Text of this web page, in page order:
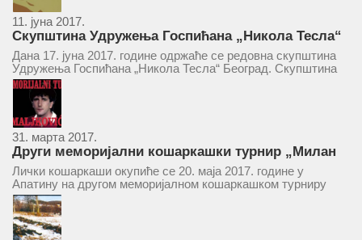
11. јуна 2017.
Скупштина Удружења Госпићана „Никола Тесла“
у суботу 17. јуна 2017.
Дана 17. јуна 2017. године одржаће се редовна скупштина
Удружења Госпићана „Никола Тесла“ Београд. Скупштина
ће се одржати у простору ресторана „Тесла“, Савски трг бр.
9 Београд, у 11 часова. За Скупштину је предложен...
31. марта 2017.
Други меморијални кошаркашки турнир „Милан
Маљковић Маљак“ у Апатину 20. маја 2017.
Лички кошаркаши окупиће се 20. маја 2017. године у
Апатину на другом меморијалном кошаркашком турниру
„Милан Маљковић Маљак“. Као и прошле године,
учествоваће екипе Госпића, Личког Осика, Плашког, као и
комбинована екипа кошаркаша из...